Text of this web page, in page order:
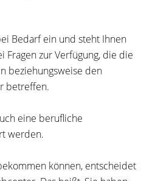
Bedarf ein und steht Ihnen
Fragen zur Verfügung, die die
beziehungsweise den
betreffen.
eine berufliche
werden.
können, entscheidet